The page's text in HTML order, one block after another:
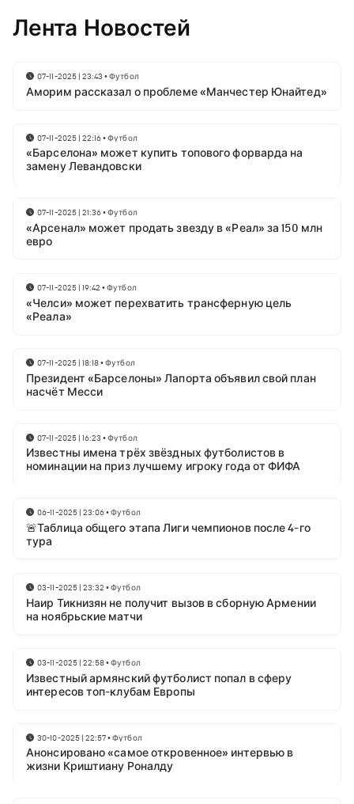
Лента Новостей
07-11-2025 | 23:43 •Футбол
Аморим рассказал о проблеме «Манчестер Юнайтед»
07-11-2025 | 22:16•Футбол
«Барселона» может купить топового форварда на
замену Левандовски
07-11-2025 | 21:36•Футбол
«Арсенал» может продать звезду в «Реал» за 150 млн
евро
07-11-2025 | 19:42 •Футбол
«Челси» может перехватить трансферную цель
«Реала»
07-11-2025 | 18:18•Футбол
Президент «Барселоны» Лапорта объявил свой план
насчёт Месси
07-11-2025 | 16:23 •Футбол
Известны имена трёх звёздных футболистов в
номинации на приз лучшему игроку года от ФИФА
06-11-2025 | 23:06•Футбол
🚨Таблица общего этапа Лиги чемпионов после 4-го
тура
03-11-2025 | 23:32 •Футбол
Наир Тикнизян не получит вызов в сборную Армении
на ноябрьские матчи
03-11-2025 | 22:58•Футбол
Известный армянский футболист попал в сферу
интересов топ-клубам Европы
30-10-2025 | 22:57•Футбол
Анонсировано «самое откровенное» интервью в
жизни Криштиану Роналду